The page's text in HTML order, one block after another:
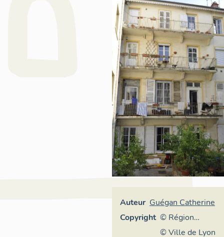
Auteur Guégan Catherine
Copyright © Région
Rhône-Alpes,
© Ville de Lyon